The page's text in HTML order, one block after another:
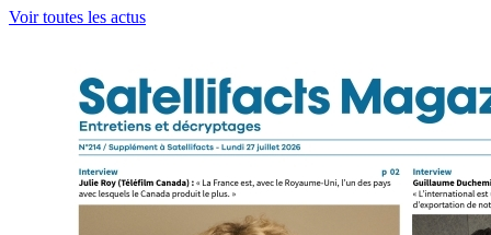
Voir toutes les actus